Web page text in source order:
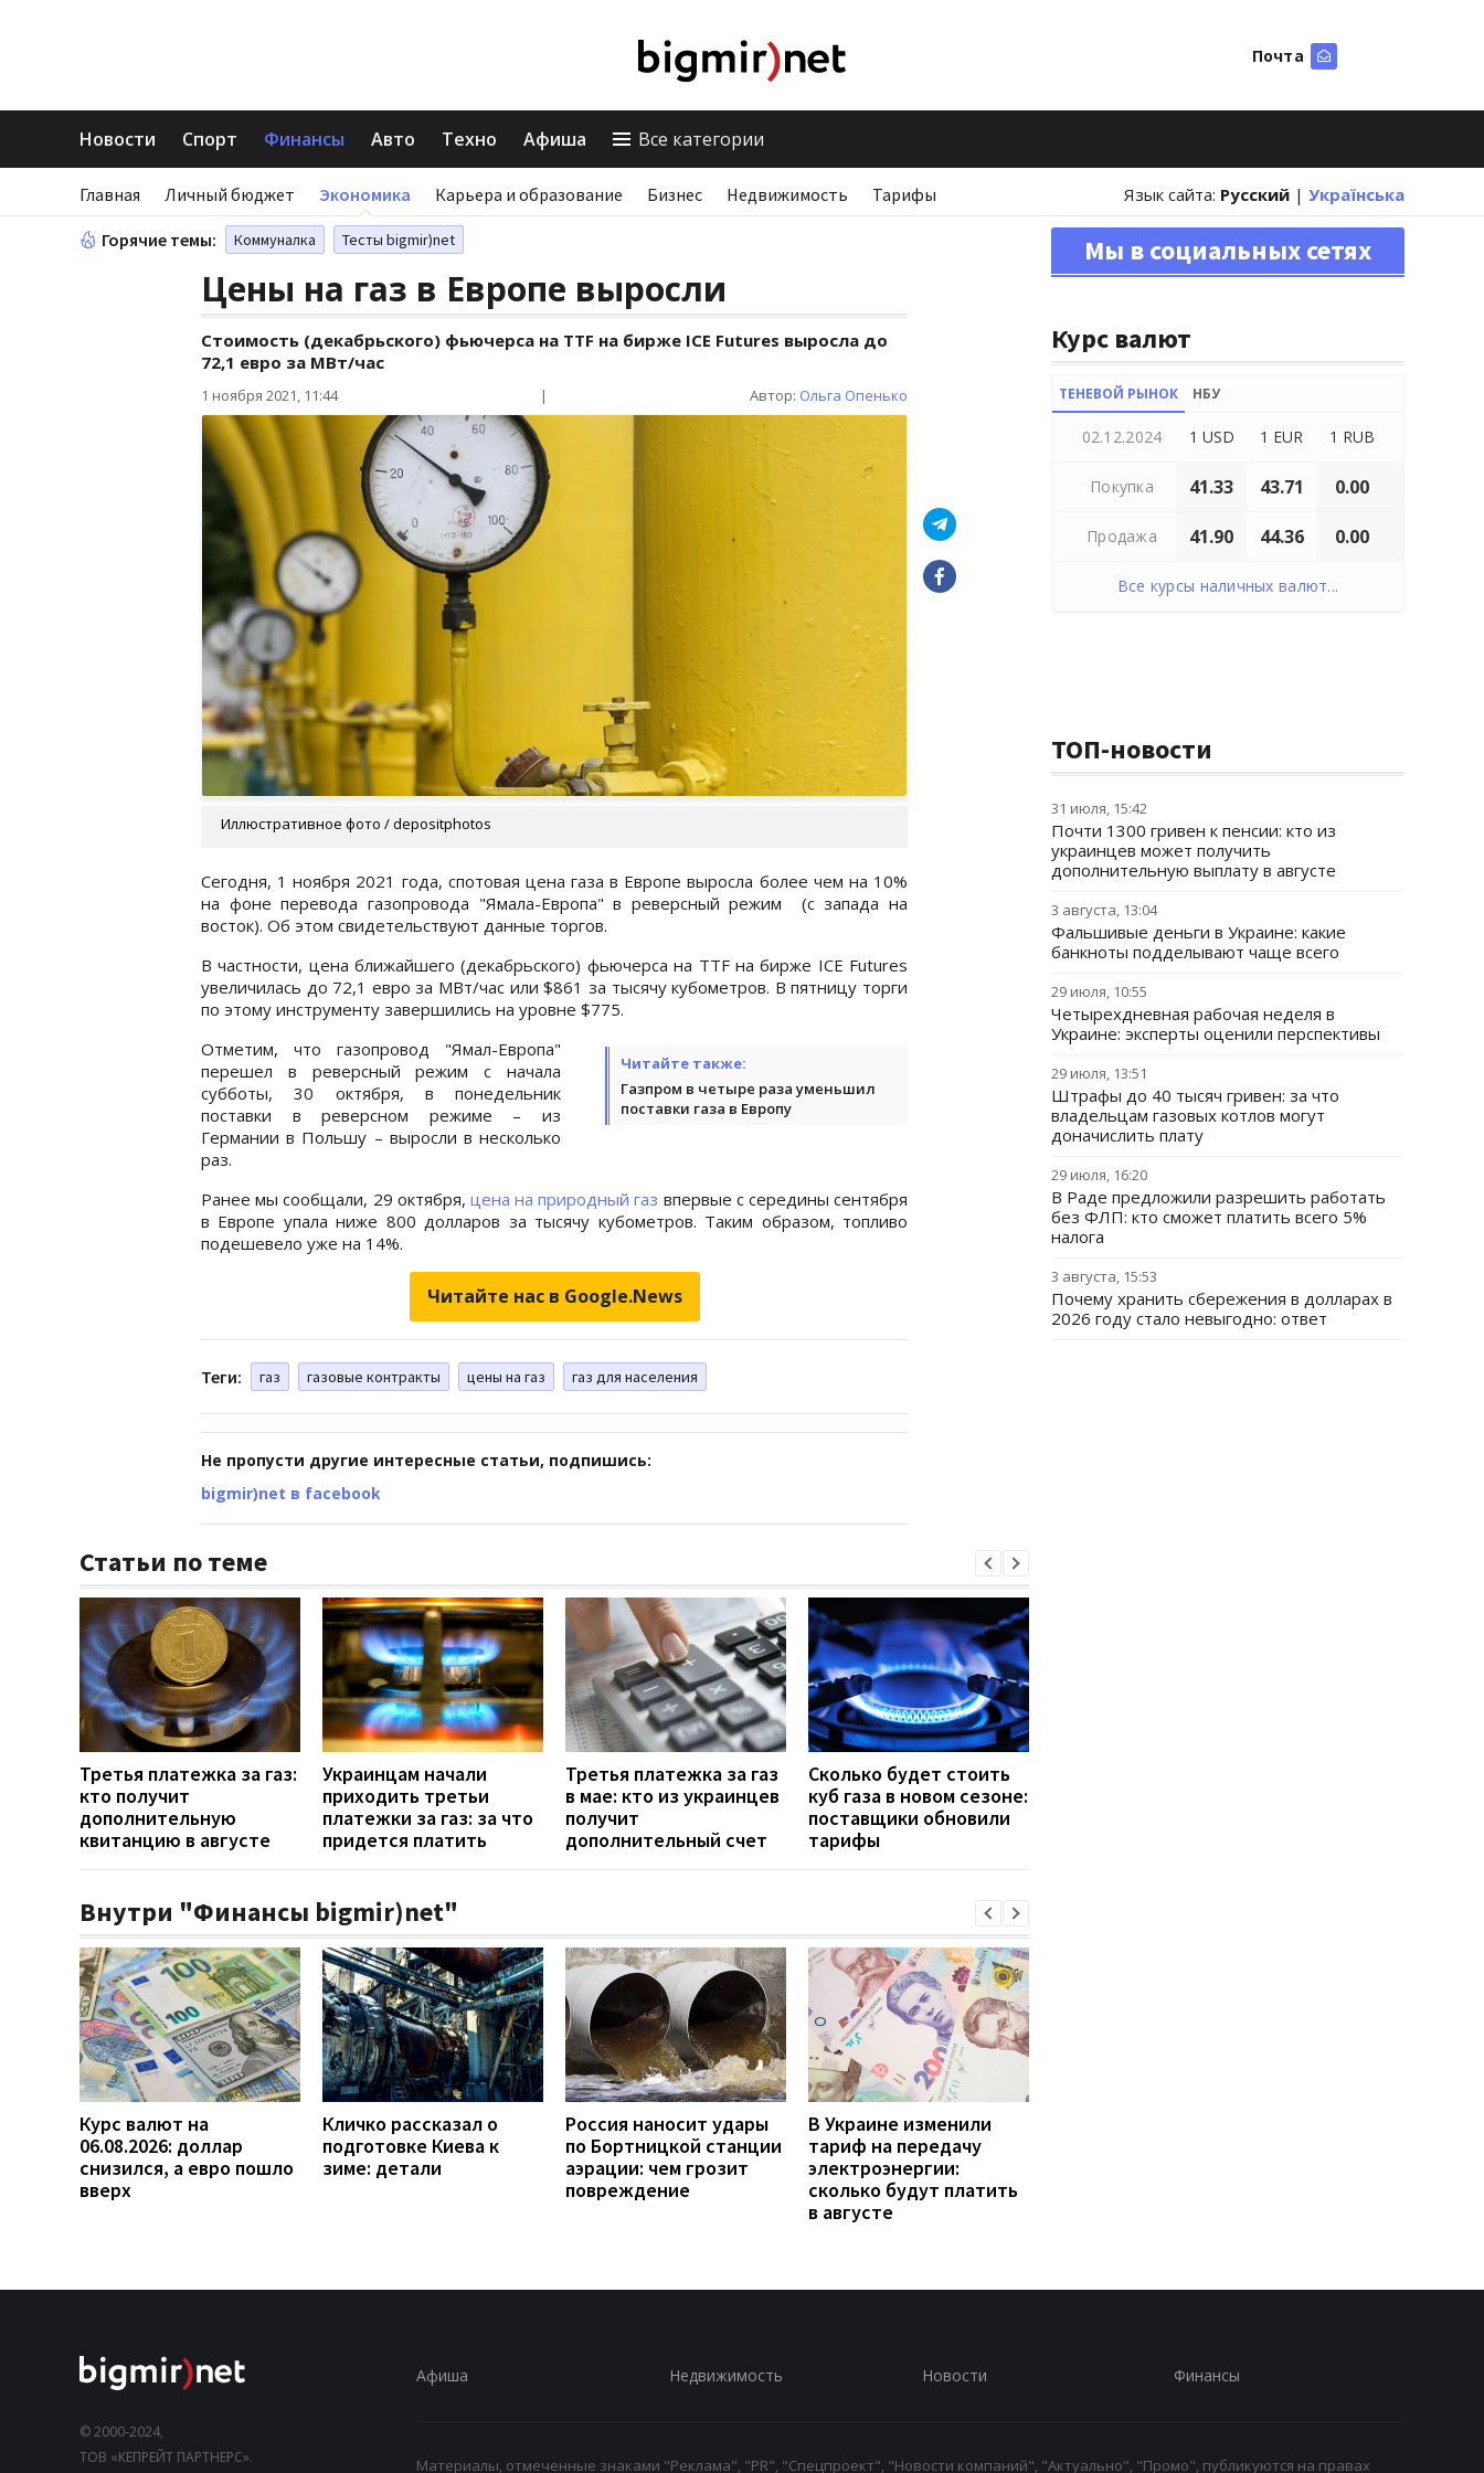
Почта
Новости Спорт Финансы Авто Техно Афиша Все категории
Главная Личный бюджет Экономика Карьера и образование Бизнес Недвижимость Тарифы Язык сайта: Русский | Українська
Горячие темы: Коммуналка Тесты bigmir)net
Цены на газ в Европе выросли
Стоимость (декабрьского) фьючерса на TTF на бирже ICE Futures выросла до
72,1 евро за МВт/час
1 ноября 2021, 11:44 | Автор: Ольга Опенько
Иллюстративное фото / depositphotos
Сегодня, 1 ноября 2021 года, спотовая цена газа в Европе выросла более чем на 10%
на фоне перевода газопровода "Ямала-Европа" в реверсный режим (с запада на
восток). Об этом свидетельствуют данные торгов.
В частности, цена ближайшего (декабрьского) фьючерса на TTF на бирже ICE Futures
увеличилась до 72,1 евро за МВт/час или $861 за тысячу кубометров. В пятницу торги
по этому инструменту завершились на уровне $775.
Читайте также:
Газпром в четыре раза уменьшил
поставки газа в Европу
Отметим, что газопровод "Ямал-Европа"
перешел в реверсный режим с начала
субботы, 30 октября, в понедельник
поставки в реверсном режиме – из
Германии в Польшу – выросли в несколько
раз.
Ранее мы сообщали, 29 октября, цена на природный газ впервые с середины сентября
в Европе упала ниже 800 долларов за тысячу кубометров. Таким образом, топливо
подешевело уже на 14%.
Читайте нас в Google.News
Теги: газ газовые контракты цены на газ газ для населения
Не пропусти другие интересные статьи, подпишись:
bigmir)net в facebook
Статьи по теме
Третья платежка за газ:
кто получит
дополнительную
квитанцию в августе
Украинцам начали
приходить третьи
платежки за газ: за что
придется платить
Третья платежка за газ
в мае: кто из украинцев
получит
дополнительный счет
Сколько будет стоить
куб газа в новом сезоне:
поставщики обновили
тарифы
Внутри "Финансы bigmir)net"
Курс валют на
06.08.2026: доллар
снизился, а евро пошло
вверх
Кличко рассказал о
подготовке Киева к
зиме: детали
Россия наносит удары
по Бортницкой станции
аэрации: чем грозит
повреждение
В Украине изменили
тариф на передачу
электроэнергии:
сколько будут платить
в августе
Мы в социальных сетях
Курс валют
ТЕНЕВОЙ РЫНОК НБУ
02.12.2024 1 USD 1 EUR 1 RUB
Покупка 41.33 43.71 0.00
Продажа 41.90 44.36 0.00
Все курсы наличных валют...
ТОП-новости
31 июля, 15:42
Почти 1300 гривен к пенсии: кто из
украинцев может получить
дополнительную выплату в августе
3 августа, 13:04
Фальшивые деньги в Украине: какие
банкноты подделывают чаще всего
29 июля, 10:55
Четырехдневная рабочая неделя в
Украине: эксперты оценили перспективы
29 июля, 13:51
Штрафы до 40 тысяч гривен: за что
владельцам газовых котлов могут
доначислить плату
29 июля, 16:20
В Раде предложили разрешить работать
без ФЛП: кто сможет платить всего 5%
налога
3 августа, 15:53
Почему хранить сбережения в долларах в
2026 году стало невыгодно: ответ
© 2000-2024,
ТОВ «КЕПРЕЙТ ПАРТНЕРС».
Афиша Недвижимость Новости Финансы
Материалы, отмеченные знаками "Реклама", "PR", "Спецпроект", "Новости компаний", "Актуально", "Промо", публикуются на правах